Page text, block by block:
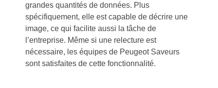
grandes quantités de données. Plus
spécifiquement, elle est capable de décrire une
image, ce qui facilite aussi la tâche de
l’entreprise. Même si une relecture est
nécessaire, les équipes de Peugeot Saveurs
sont satisfaites de cette fonctionnalité.